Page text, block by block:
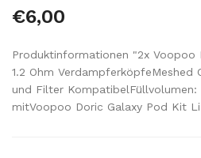
€6,00
Produktinformationen "2x Voopoo
1.2 Ohm VerdampferköpfeMeshed
und Filter
mitVoopoo Doric Galaxy Pod Kit